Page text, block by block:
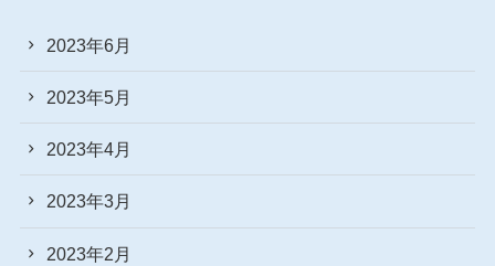
2023年6月
2023年5月
2023年4月
2023年3月
2023年2月